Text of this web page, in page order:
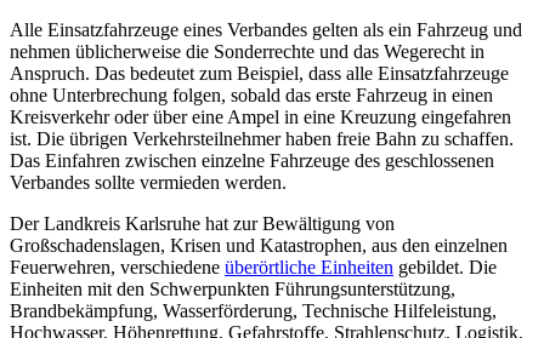
Alle Einsatzfahrzeuge eines Verbandes gelten als ein Fahrzeug und
nehmen üblicherweise die Sonderrechte und das Wegerecht in
Anspruch. Das bedeutet zum Beispiel, dass alle Einsatzfahrzeuge
ohne Unterbrechung folgen, sobald das erste Fahrzeug in einen
Kreisverkehr oder über eine Ampel in eine Kreuzung eingefahren
ist. Die übrigen Verkehrsteilnehmer haben freie Bahn zu schaffen.
Das Einfahren zwischen einzelne Fahrzeuge des geschlossenen
Verbandes sollte vermieden werden.
Der Landkreis Karlsruhe hat zur Bewältigung von
Großschadenslagen, Krisen und Katastrophen, aus den einzelnen
Feuerwehren, verschiedene überörtliche Einheiten gebildet. Die
Einheiten mit den Schwerpunkten Führungsunterstützung,
Brandbekämpfung, Wasserförderung, Technische Hilfeleistung,
Hochwasser, Höhenrettung, Gefahrstoffe, Strahlenschutz, Logistik,